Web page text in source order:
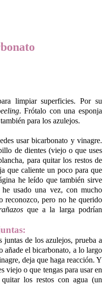
limpiar superficies. Por su
. Frótalo con una esponja
para los azulejos.
usar bicarbonato y vinagre.
de dientes (viejo o que uses
para quitar los restos de
que caliente un poco para que
he leído que también sirve
usado una vez, con mucho
reconozco, pero no he querido
que a la larga podrían
juntas de los azulejos, prueba a
añade el bicarbonato, a lo largo
deja que haga reacción. Y
viejo o que tengas para usar en
los restos con agua (un